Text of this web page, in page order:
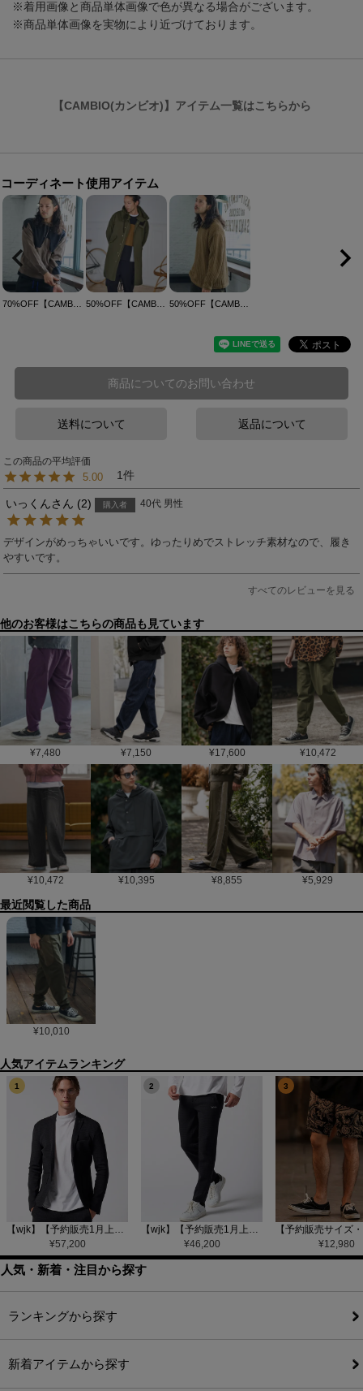
※着用画像と商品単体画像で色が異なる場合がございます。
※商品単体画像を実物により近づけております。
【CAMBIO(カンビオ)】アイテム一覧はこちらから
コーディネート使用アイテム
商品についてのお問い合わせ
送料について 返品について
5.00 1
いっくん 2 購入者 40代 男性
デザインがめっちゃいいです。ゆったりめでストレッチ素材なので、履き
やすいです。
すべてのレビューを見る
他のお客様はこちらの商品も見ています
¥7,480 ¥7,150 ¥17,600 ¥10,472
¥10,472 ¥10,395 ¥8,855 ¥5,929
最近閲覧した商品
¥10,010
1
【wjk】【予約販売1月上旬～中旬入荷】function knit jacket(jacquard check) ニットジャケット(207 mw08j)
¥57,200
2
【wjk】【予約販売1月上旬～中旬入荷】function knit easy slacks(jacquard check) ニットイージーパンツ(504 mw08j)
¥46,200
3
¥12,980
人気・新着・注目から探す
ランキングから探す
新着アイテムから探す